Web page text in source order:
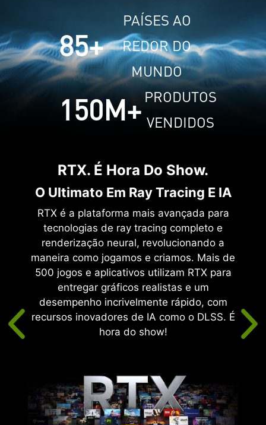
85+
PAÍSES AO
REDOR DO
MUNDO
150M+PRODUTOS
VENDIDOS
e
RTX. É Hora Do Show.
O Ultimato Em Ray Tracing E IA
RTX é a plataforma mais avançada para
tecnologias de ray tracing completo e
renderização neural, revolucionando a
maneira como jogamos e criamos. Mais de
500 jogos e aplicativos utilizam RTX para
entregar gráficos realistas e um
desempenho incrivelmente rápido, com
recursos inovadores de IA como o DLSS. É
hora do show!